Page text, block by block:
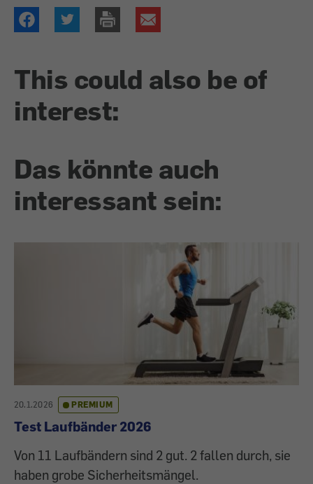
This could also be of
interest:
Das könnte auch
interessant sein:
20.1.2026 PREMIUM
Test Laufbänder 2026
Von 11 Laufbändern sind 2 gut. 2 fallen durch, sie
haben grobe Sicherheitsmängel.